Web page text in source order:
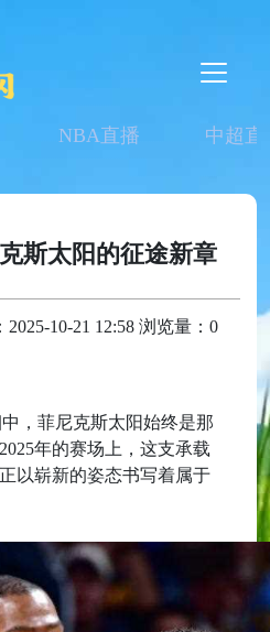
NBA直播 中超直
斯太阳的征途新章
10-21 12:58 浏览量：0
，菲尼克斯太阳始终是那
年的赛场上，这支承载
以崭新的姿态书写着属于